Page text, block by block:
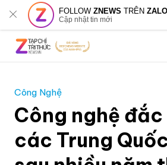
FOLLOWZNEWS TRÊN
Cập nhật tin mới
Công Nghệ
Công nghệ
các Trung